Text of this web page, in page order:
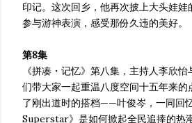
印记。这次回乡，他再次披上大头娃娃
参与游神表演，感受那份久违的美好。
第8集
《拼凑・记忆》第八集，主持人李欣
们带大家一起重温八度空间十五年来
了刚出道时的搭档——叶俊岑，一同回
Superstar》是如何掀起全民追捧的热